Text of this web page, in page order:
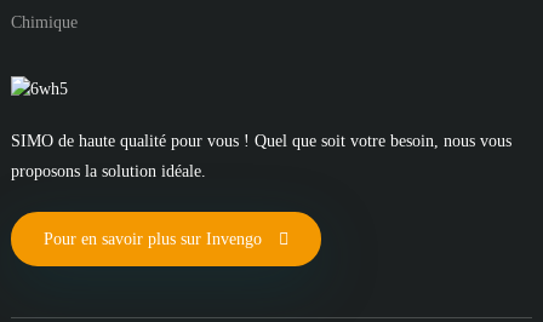
Chimique
SIMO de haute qualité pour vous ! Quel que soit votre besoin, nous vous
proposons la solution idéale.
Pour en savoir plus sur Invengo